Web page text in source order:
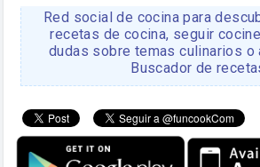
HOJALDROSA TV
enGachas de la abuela
Rosa
https://youtu.be/Mz69gcVO3sI
Rosa enReceta Del Bizcocho
Disculpa. En la foto aparece
el bizcocho de xoco y en el
apartado de los ingredientes
te has olvidado de poner la
Red social de cocina para
recetas de cocina, seguir
dudas sobre temas culinarios o
Buscador de